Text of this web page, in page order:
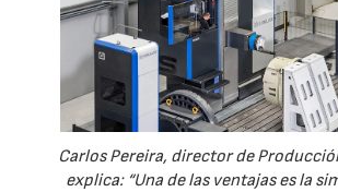
Carlos Pereira, director de
explica: “Una de las ventajas es la